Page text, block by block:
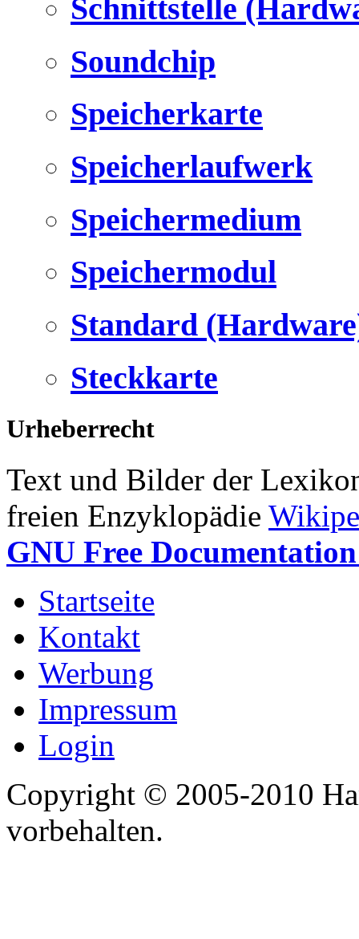
Schnittstelle
Soundchip
Speicherkarte
Speicherlaufwerk
Speichermedium
Speichermodul
Standard
Steckkarte
Urheberrecht
Text und Bilder der
freien Enzyklopädie
GNU Free
Startseite
Kontakt
Werbung
Impressum
Login
Copyright © 2005-2010
vorbehalten.